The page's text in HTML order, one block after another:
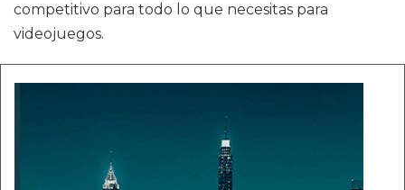
competitivo para todo lo que necesitas para
videojuegos.